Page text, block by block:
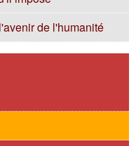
de l'humanité